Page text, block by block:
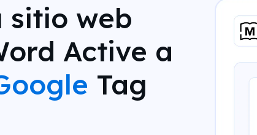
sitio web
Active a
Tag